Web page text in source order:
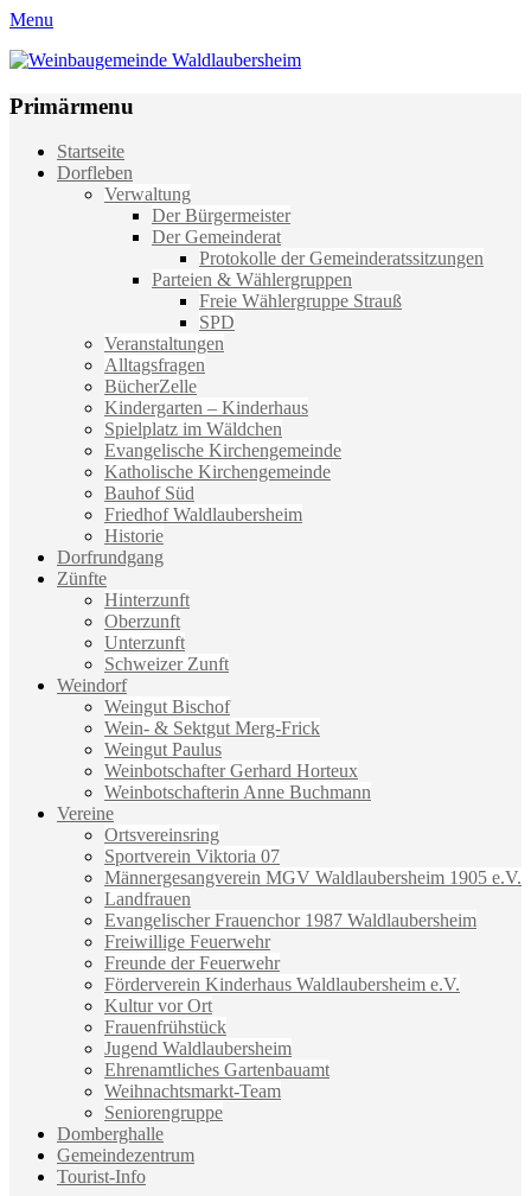
Menu
Weinbaugemeinde Waldlaubersheim
Primärmenu
Weiter
zum
Startseite
Dorfleben
Verwaltung
Der Bürgermeister
Der Gemeinderat
Protokolle der Gemeinderatssitzungen
Parteien & Wählergruppen
Freie Wählergruppe Strauß
SPD
Veranstaltungen
Alltagsfragen
BücherZelle
Kindergarten – Kinderhaus
Spielplatz im Wäldchen
Evangelische Kirchengemeinde
Katholische Kirchengemeinde
Bauhof Süd
Friedhof Waldlaubersheim
Historie
Dorfrundgang
Zünfte
Hinterzunft
Oberzunft
Unterzunft
Schweizer Zunft
Weindorf
Weingut Bischof
Wein- & Sektgut Merg-Frick
Weingut Paulus
Weinbotschafter Gerhard Horteux
Weinbotschafterin Anne Buchmann
Vereine
Ortsvereinsring
Sportverein Viktoria 07
Männergesangverein MGV Waldlaubersheim 1905 e.V.
Landfrauen
Evangelischer Frauenchor 1987 Waldlaubersheim
Freiwillige Feuerwehr
Freunde der Feuerwehr
Förderverein Kinderhaus Waldlaubersheim e.V.
Kultur vor Ort
Frauenfrühstück
Jugend Waldlaubersheim
Ehrenamtliches Gartenbauamt
Weihnachtsmarkt-Team
Seniorengruppe
Domberghalle
Gemeindezentrum
Tourist-Info